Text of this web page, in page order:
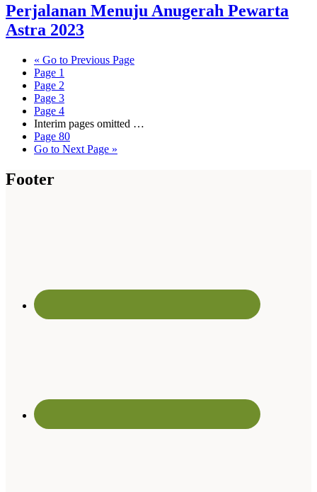
Perjalanan Menuju Anugerah Pewarta
Astra 2023
« Go to Previous Page
Page 1
Page 2
Page 3
Page 4
Interim pages omitted …
Page 80
Go to Next Page »
Footer